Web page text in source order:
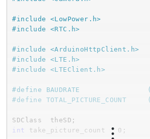
#include
<LowPower.h>
#include <RTC.h>
#include
<ArduinoHttpClient.h>
#include
<LTE.h>
#include <LTEClient.h>
#define BAUDRATE
#define TOTAL_PICTURE_COUNT
int
take_picture_count = 0 ;